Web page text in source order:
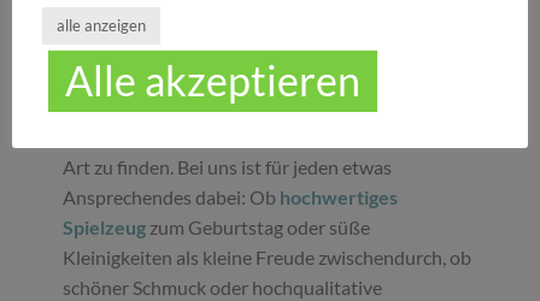
dass bei uns Groß und Klein etwas finden, was sie
glücklich macht. Jeder Tag ist ein guter Anlass, um
seinen Liebsten oder sich selbst eine Freude zu
machen. Unser umfassendes Sortiment gibt Ihnen
Art zu finden. Bei uns ist für jeden etwas
Ansprechendes dabei: Ob hochwertiges
Spielzeug zum Geburtstag oder süße
Kleinigkeiten als kleine Freude zwischendurch, ob
schöner Schmuck oder hochqualitative
alle anzeigen
Alle akzeptieren